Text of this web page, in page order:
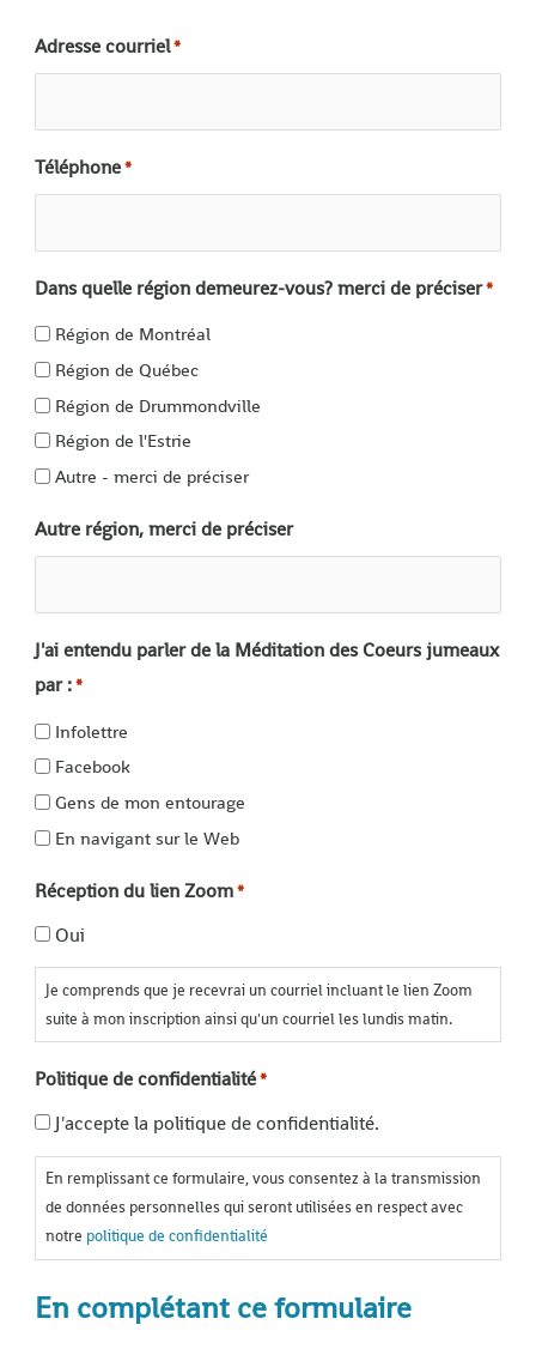
Adresse courriel*
Téléphone*
Dans quelle région demeurez-vous? merci de préciser*
Région de Montréal
Région de Québec
Région de Drummondville
Région de l'Estrie
Autre - merci de préciser
Autre région, merci de préciser
J'ai entendu parler de la Méditation des Coeurs jumeaux
par :*
Infolettre
Facebook
Gens de mon entourage
En navigant sur le Web
Réception du lien Zoom*
Oui
Je comprends que je recevrai un courriel incluant le lien Zoom
suite à mon inscription ainsi qu'un courriel les lundis matin.
Politique de confidentialité*
J'accepte la politique de confidentialité.
En remplissant ce formulaire, vous consentez à la transmission
de données personnelles qui seront utilisées en respect avec
notre politique de confidentialité
En complétant ce formulaire